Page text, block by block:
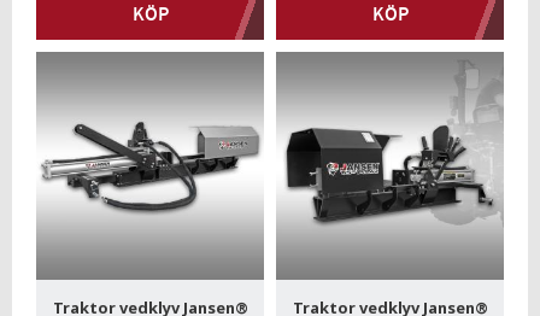
KÖP KÖP
Traktor vedklyv Jansen® Traktor vedklyv Jansen®